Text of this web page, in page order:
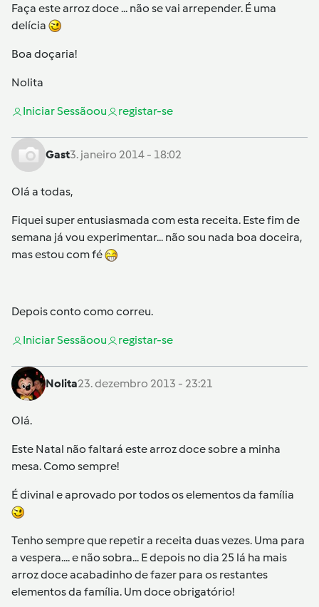
Faça este arroz doce ... não se vai arrepender. É uma
delícia
Boa doçaria!
Nolita
Iniciar Sessãoou registar-se
Gast3. janeiro 2014 - 18:02
Olá a todas,
Fiquei super entusiasmada com esta receita. Este fim de
semana já vou experimentar... não sou nada boa doceira,
mas estou com fé
Depois conto como correu.
Iniciar Sessãoou registar-se
Nolita23. dezembro 2013 - 23:21
Olá.
Este Natal não faltará este arroz doce sobre a minha
mesa. Como sempre!
É divinal e aprovado por todos os elementos da família
Tenho sempre que repetir a receita duas vezes. Uma para
a vespera.... e não sobra... E depois no dia 25 lá ha mais
arroz doce acabadinho de fazer para os restantes
elementos da família. Um doce obrigatório!